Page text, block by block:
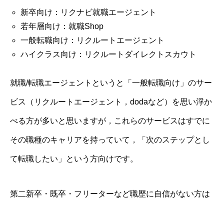
新卒向け：リクナビ就職エージェント
若年層向け：就職Shop
一般転職向け：リクルートエージェント
ハイクラス向け：リクルートダイレクトスカウト
就職/転職エージェントというと「一般転職向け」のサー
ビス（リクルートエージェント，dodaなど）を思い浮か
べる方が多いと思いますが，これらのサービスはすでに
その職種のキャリアを持っていて，「次のステップとし
て転職したい」という方向けです。
第二新卒・既卒・フリーターなど職歴に自信がない方は